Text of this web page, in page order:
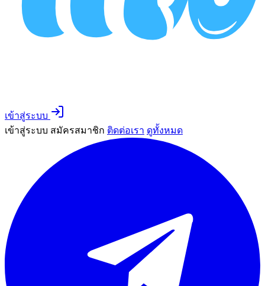
เข้าสู่ระบบ
เข้าสู่ระบบ สมัครสมาชิก ติดต่อเรา ดูทั้งหมด